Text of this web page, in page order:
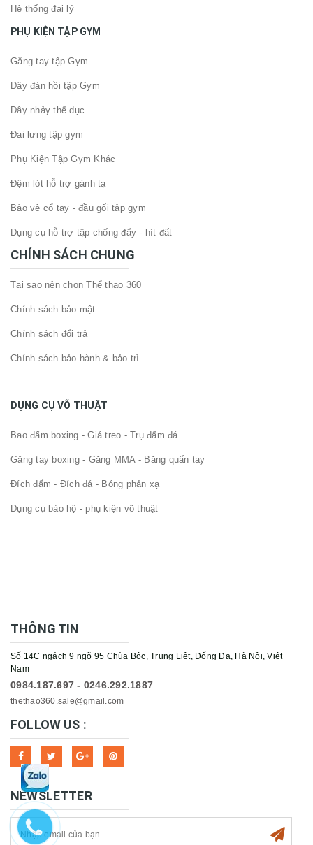
Hệ thống đại lý
PHỤ KIỆN TẬP GYM
Găng tay tập Gym
Dây đàn hồi tập Gym
Dây nhảy thể dục
Đai lưng tập gym
Phụ Kiện Tập Gym Khác
Đệm lót hỗ trợ gánh tạ
Bảo vệ cổ tay - đầu gối tập gym
Dụng cụ hỗ trợ tập chống đẩy - hít đất
CHÍNH SÁCH CHUNG
Tại sao nên chọn Thể thao 360
Chính sách bảo mật
Chính sách đổi trả
Chính sách bảo hành & bảo trì
DỤNG CỤ VÕ THUẬT
Bao đấm boxing - Giá treo - Trụ đấm đá
Găng tay boxing - Găng MMA - Băng quấn tay
Đích đấm - Đích đá - Bóng phản xạ
Dụng cụ bảo hộ - phụ kiện võ thuật
THÔNG TIN
Số 14C ngách 9 ngõ 95 Chùa Bộc, Trung Liệt, Đống Đa, Hà Nội, Việt
Nam
0984.187.697 - 0246.292.1887
thethao360.sale@gmail.com
FOLLOW US :
NEWSLETTER